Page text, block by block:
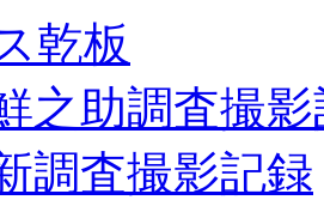
乾板
之助調査撮
調査撮影記録